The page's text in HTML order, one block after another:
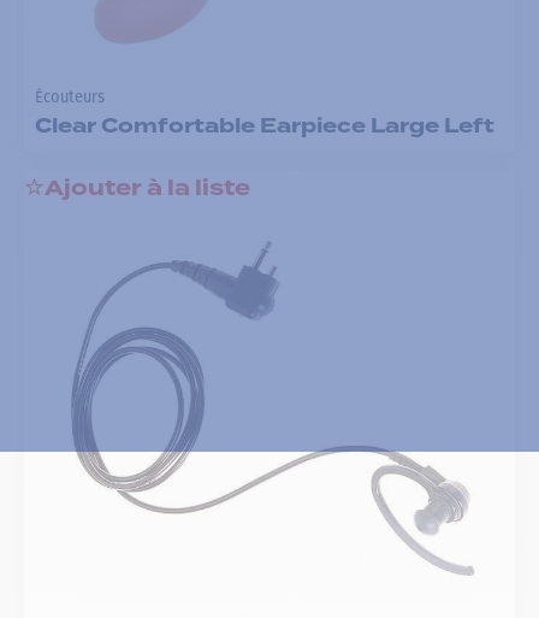
Écouteurs
Clear Comfortable Earpiece Large Left
Ajouter à la liste